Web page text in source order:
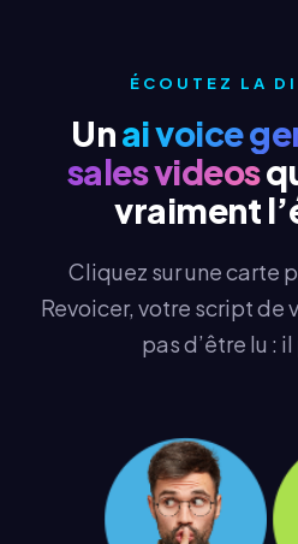
ÉCOUTEZ LA
Unai voice
sales videos
vraiment
Cliquez sur une carte
Revoicer, votre script de
pas d’être lu :